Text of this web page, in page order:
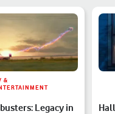
&
Legacy in